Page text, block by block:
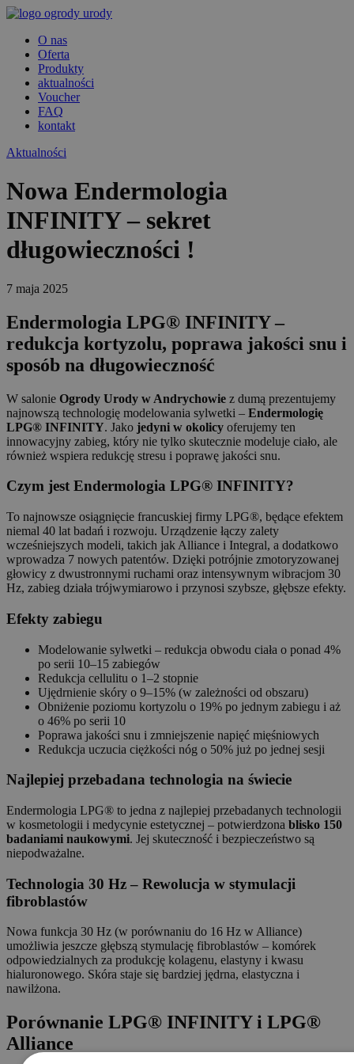
O nas
Oferta
Produkty
aktualności
Voucher
FAQ
kontakt
Aktualności
Nowa Endermologia
INFINITY – sekret
długowieczności !
7 maja 2025
Endermologia LPG® INFINITY –
redukcja kortyzolu, poprawa jakości snu i
sposób na długowieczność
W salonie Ogrody Urody w Andrychowie z dumą prezentujemy
najnowszą technologię modelowania sylwetki – Endermologię
LPG® INFINITY. Jako jedyni w okolicy oferujemy ten
innowacyjny zabieg, który nie tylko skutecznie modeluje ciało, ale
również wspiera redukcję stresu i poprawę jakości snu.
Czym jest Endermologia LPG® INFINITY?
To najnowsze osiągnięcie francuskiej firmy LPG®, będące efektem
niemal 40 lat badań i rozwoju. Urządzenie łączy zalety
wcześniejszych modeli, takich jak Alliance i Integral, a dodatkowo
wprowadza 7 nowych patentów. Dzięki potrójnie zmotoryzowanej
głowicy z dwustronnymi ruchami oraz intensywnym wibracjom 30
Hz, zabieg działa trójwymiarowo i przynosi szybsze, głębsze efekty.
Efekty zabiegu
Modelowanie sylwetki – redukcja obwodu ciała o ponad 4%
po serii 10–15 zabiegów
Redukcja cellulitu o 1–2 stopnie
Ujędrnienie skóry o 9–15% (w zależności od obszaru)
Obniżenie poziomu kortyzolu o 19% po jednym zabiegu i aż
o 46% po serii 10
Poprawa jakości snu i zmniejszenie napięć mięśniowych
Redukcja uczucia ciężkości nóg o 50% już po jednej sesji
Najlepiej przebadana technologia na świecie
Endermologia LPG® to jedna z najlepiej przebadanych technologii
w kosmetologii i medycynie estetycznej – potwierdzona blisko 150
badaniami naukowymi. Jej skuteczność i bezpieczeństwo są
niepodważalne.
Technologia 30 Hz – Rewolucja w stymulacji
fibroblastów
Nowa funkcja 30 Hz (w porównaniu do 16 Hz w Alliance)
umożliwia jeszcze głębszą stymulację fibroblastów – komórek
odpowiedzialnych za produkcję kolagenu, elastyny i kwasu
hialuronowego. Skóra staje się bardziej jędrna, elastyczna i
nawilżona.
Porównanie LPG® INFINITY i LPG®
Alliance